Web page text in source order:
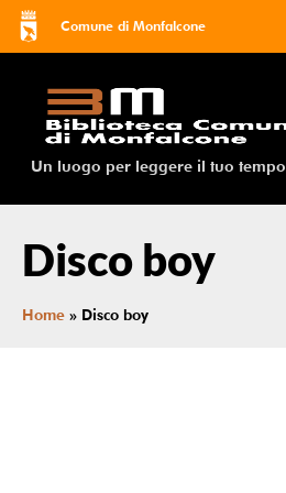
Comune di Monfalcone
Un luogo per leggere il tuo tempo
Disco boy
Home » Disco boy